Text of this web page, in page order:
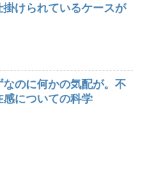
掛けられているケースが
のに何かの気配が。不
についての科学